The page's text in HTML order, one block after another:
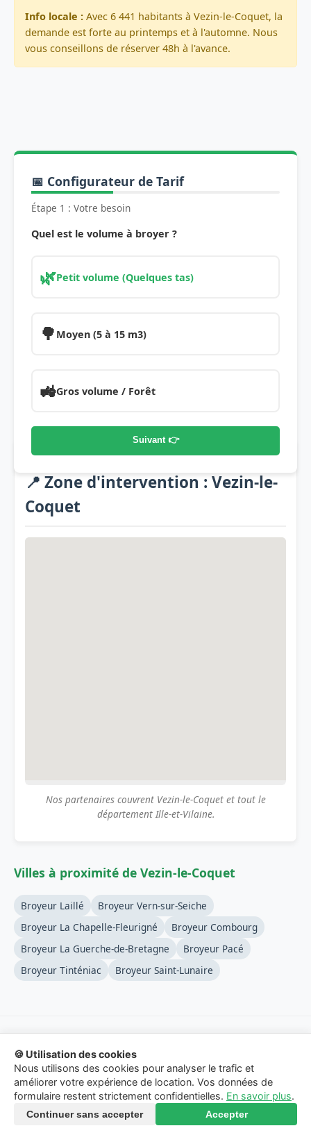
Info locale : Avec 6 441 habitants à Vezin-le-Coquet, la
demande est forte au printemps et à l'automne. Nous
vous conseillons de réserver 48h à l'avance.
📅 Configurateur de Tarif
Étape 1 : Votre besoin
Quel est le volume à broyer ?
🌿Petit volume (Quelques tas)
🌳 Moyen (5 à 15 m3)
🚜Gros volume / Forêt
Suivant 👉
📍 Zone d'intervention : Vezin-le-
Coquet
Nos partenaires couvrent Vezin-le-Coquet et tout le
département Ille-et-Vilaine.
Villes à proximité de Vezin-le-Coquet
Broyeur Laillé
Broyeur Vern-sur-Seiche
Broyeur La Chapelle-Fleurigné
Broyeur Combourg
Broyeur La Guerche-de-Bretagne
Broyeur Pacé
Broyeur Tinténiac
Broyeur Saint-Lunaire
© 2026 Location-Broyeur-Branches.fr - Service de mise en
relation.
Mentions Légales-Confidentialité-Contact
🍪 Utilisation des cookies
Nous utilisons des cookies pour analyser le trafic et
améliorer votre expérience de location. Vos données de
formulaire restent strictement confidentielles. En savoir plus.
Continuer sans accepter Accepter